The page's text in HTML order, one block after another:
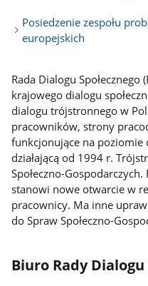
Posiedzenie zespołu
europejskich
Rada Dialogu Społecznego
krajowego dialogu
dialogu trójstronnego w
pracowników, strony
funkcjonujące na poziomie
działającą od 1994 r.
Społeczno-Gospodarczych.
stanowi nowe otwarcie w
pracownicy. Ma inne
do Spraw Społeczno-
Biuro Rady